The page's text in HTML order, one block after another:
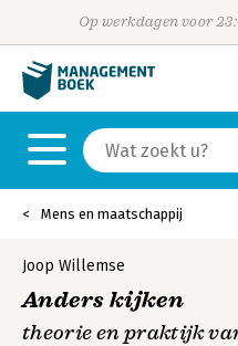
Op werkdagen voor
Mens en maatschappij
Joop Willemse
Anders kijken
theorie en praktijk